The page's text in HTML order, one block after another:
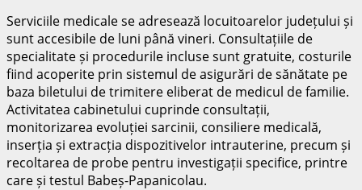
Serviciile medicale se adresează locuitoarelor județului și
sunt accesibile de luni până vineri. Consultațiile de
specialitate și procedurile incluse sunt gratuite, costurile
fiind acoperite prin sistemul de asigurări de sănătate pe
baza biletului de trimitere eliberat de medicul de familie.
Activitatea cabinetului cuprinde consultații,
monitorizarea evoluției sarcinii, consiliere medicală,
inserția și extracția dispozitivelor intrauterine, precum și
recoltarea de probe pentru investigații specifice, printre
care și testul Babeș-Papanicolau.